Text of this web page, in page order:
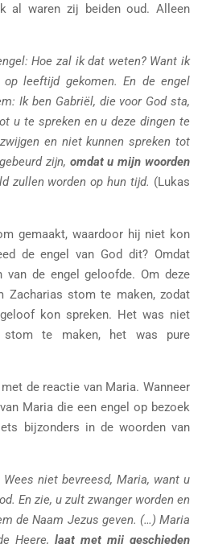
al waren zij beiden oud. Alleen
Hoe zal ik dat weten? Want ik
leeftijd gekomen. En de engel
Ik ben Gabriël, die voor God sta,
u te spreken en u deze dingen te
en niet kunnen spreken tot
zijn, omdat u mijn woorden
zullen worden op hun tijd. (Lukas
gemaakt, waardoor hij niet kon
de engel van God dit? Omdat
van de engel geloofde. Om deze
Zacharias stom te maken, zodat
kon spreken. Het was niet
te maken, het was pure
de reactie van Maria. Wanneer
Maria die een engel op bezoek
bijzonders in de woorden van
niet bevreesd, Maria, want u
En zie, u zult zwanger worden en
de Naam Jezus geven. (…) Maria
Heere, laat met mij geschieden